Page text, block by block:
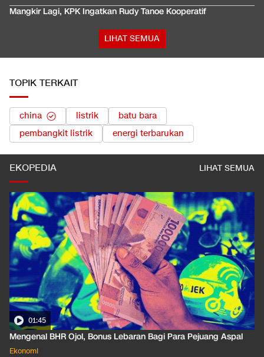
Mangkir Lagi, KPK Ingatkan Rudy Tanoe Kooperatif
LIHAT SEMUA
TOPIK TERKAIT
china listrik
batu bara
pembangkit listrik
energi terbarukan
EKOPEDIA LIHAT SEMUA
01:45
Mengenal BHR Ojol, Bonus Lebaran Bagi Para Pejuang Aspal
Ekonomi